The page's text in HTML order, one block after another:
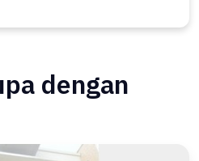
dengan